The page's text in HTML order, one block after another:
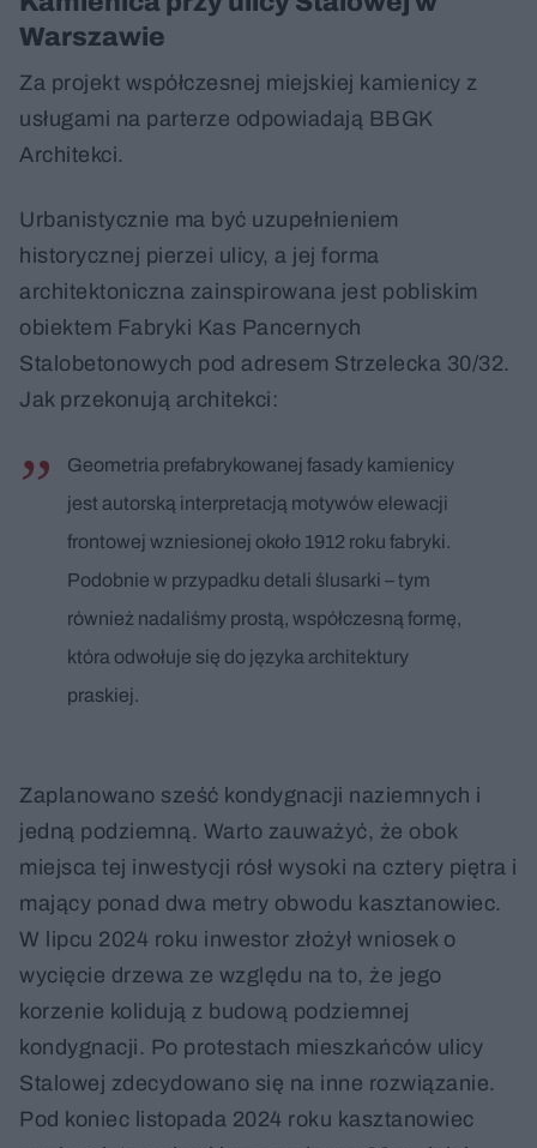
Warszawie
Za projekt współczesnej miejskiej kamienicy z
usługami na parterze odpowiadają BBGK
Architekci.
Urbanistycznie ma być uzupełnieniem
historycznej pierzei ulicy, a jej forma
architektoniczna zainspirowana jest pobliskim
obiektem Fabryki Kas Pancernych
Stalobetonowych pod adresem Strzelecka 30/32.
Jak przekonują architekci:
Geometria prefabrykowanej fasady kamienicy
jest autorską interpretacją motywów elewacji
frontowej wzniesionej około 1912 roku fabryki.
Podobnie w przypadku detali ślusarki – tym
również nadaliśmy prostą, współczesną formę,
która odwołuje się do języka architektury
praskiej.
Zaplanowano sześć kondygnacji naziemnych i
jedną podziemną. Warto zauważyć, że obok
miejsca tej inwestycji rósł wysoki na cztery piętra i
mający ponad dwa metry obwodu kasztanowiec.
W lipcu 2024 roku inwestor złożył wniosek o
wycięcie drzewa ze względu na to, że jego
korzenie kolidują z budową podziemnej
kondygnacji. Po protestach mieszkańców ulicy
Stalowej zdecydowano się na inne rozwiązanie.
Pod koniec listopada 2024 roku kasztanowiec